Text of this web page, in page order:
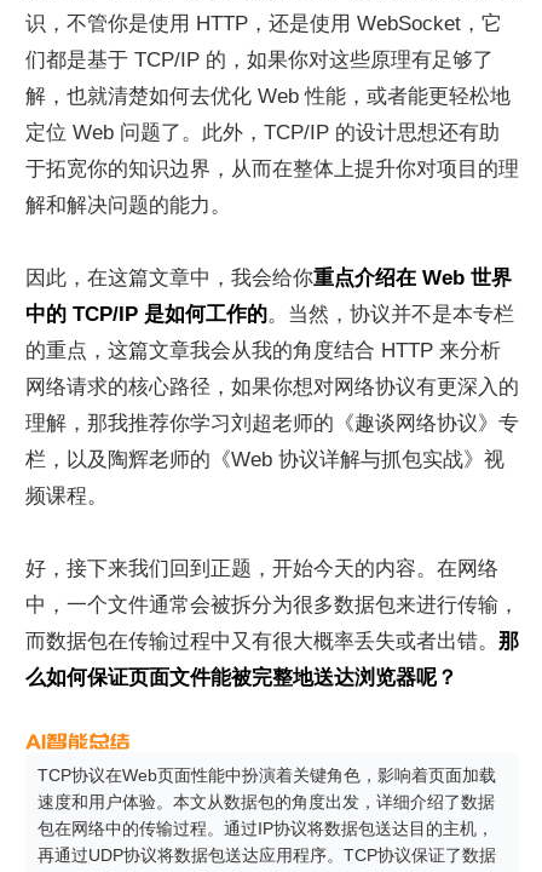
识，不管你是使用 HTTP，还是使用 WebSocket，它
们都是基于 TCP/IP 的，如果你对这些原理有足够了
解，也就清楚如何去优化 Web 性能，或者能更轻松地
定位 Web 问题了。此外，TCP/IP 的设计思想还有助
于拓宽你的知识边界，从而在整体上提升你对项目的理
解和解决问题的能力。
因此，在这篇文章中，我会给你重点介绍在 Web 世界
中的 TCP/IP 是如何工作的。当然，协议并不是本专栏
的重点，这篇文章我会从我的角度结合 HTTP 来分析
网络请求的核心路径，如果你想对网络协议有更深入的
理解，那我推荐你学习刘超老师的《趣谈网络协议》专
栏，以及陶辉老师的《Web 协议详解与抓包实战》视
频课程。
好，接下来我们回到正题，开始今天的内容。在网络
中，一个文件通常会被拆分为很多数据包来进行传输，
而数据包在传输过程中又有很大概率丢失或者出错。 那
么如何保证页面文件能被完整地送达浏览器呢？
TCP协议在Web页面性能中扮演着关键角色，影响着页面加载
速度和用户体验。本文从数据包的角度出发，详细介绍了数据
包在网络中的传输过程。通过IP协议将数据包送达目的主机，
再通过UDP协议将数据包送达应用程序。TCP协议保证了数据